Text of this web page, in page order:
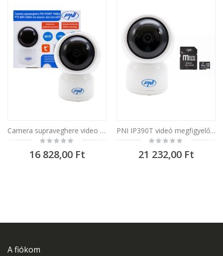
Camera supraveghere video PNI IP390T 1080P cu PTZ WiFi H264+ suporta microSD 128GB, Night Vision, aplicatia Tuya, P2P, Android, iOS, pentru interior, rotire dupa miscare, alarma la miscare
Rating:
0%
16 828,00 Ft
PNI IP390T videó megfigyelő kamera, 1080P, PTZ, Wi-Fi és PNI 128GB microSD memóriakártya
Rating:
0%
21 232,00 Ft
A fiókom